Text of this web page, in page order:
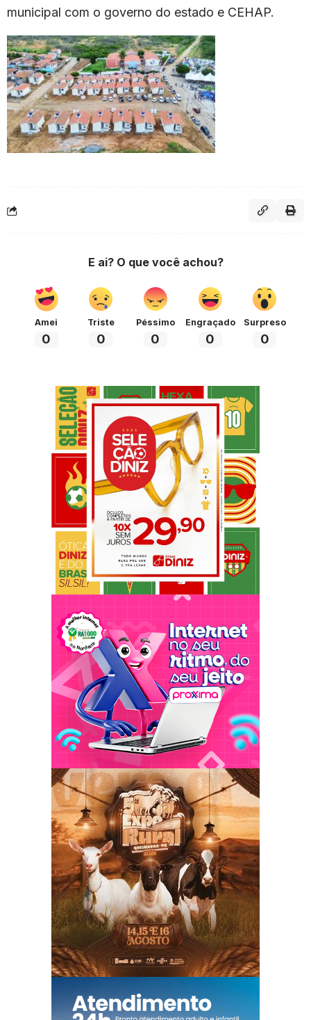
municipal com o governo do estado e CEHAP.
E ai? O que você achou?
Amei
0
Triste
0
Péssimo
0
Engraçado
0
Surpreso
0